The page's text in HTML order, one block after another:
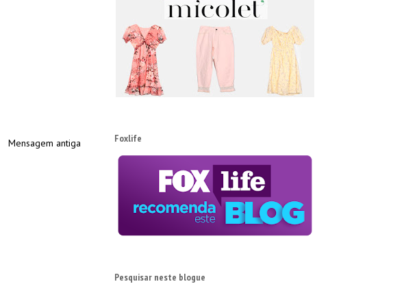
Mensagem antiga Foxlife
Pesquisar neste blogue